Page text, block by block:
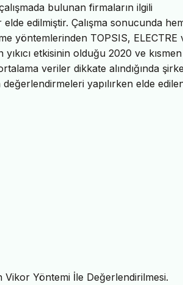
bulunan firmaların ilgili
edilmiştir. Çalışma sonucunda
yöntemlerinden TOPSIS, ELECTRE
yıkıcı etkisinin olduğu 2020 ve
veriler dikkate alındığında
yapılırken elde
Vikor Yöntemi İle Değerlendirilmesi.